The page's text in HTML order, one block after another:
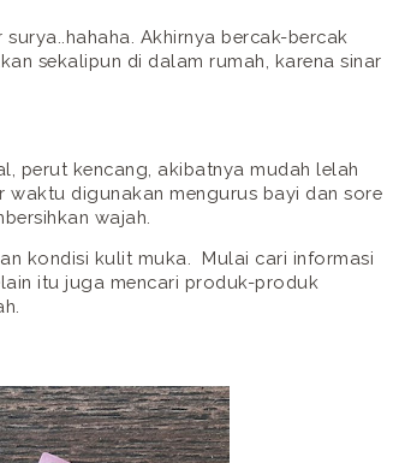
Akhirnya bercak-bercak
sekalipun di dalam rumah, karena sinar
perut kencang, akibatnya mudah lelah
waktu digunakan mengurus bayi dan sore
wajah.
kondisi kulit muka.
Mulai cari informasi
itu juga mencari produk-produk